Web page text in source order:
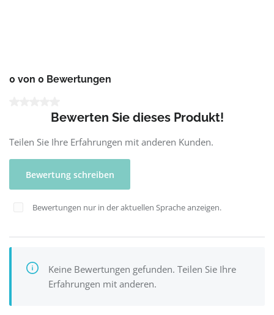
0 von 0 Bewertungen
Bewerten Sie dieses Produkt!
Teilen Sie Ihre Erfahrungen mit anderen Kunden.
Bewertung schreiben
Bewertungen nur in der aktuellen Sprache anzeigen.
Keine Bewertungen gefunden. Teilen Sie Ihre
Erfahrungen mit anderen.